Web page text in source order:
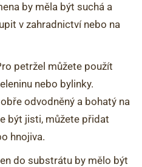
by měla být suchá a
v zahradnictví nebo na
petržel můžete použít
nebo bylinky.
odvodněný a bohatý na
být jisti, můžete přidat
hnojiva.
do substrátu by mělo být